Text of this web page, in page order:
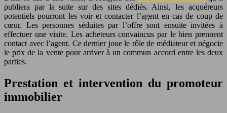
publiera par la suite sur des sites dédiés. Ainsi, les acquéreurs
potentiels pourront les voir et contacter l’agent en cas de coup de
cœur. Les personnes séduites par l’offre sont ensuite invitées à
effectuer une visite. Les acheteurs convaincus par le bien prennent
contact avec l’agent. Ce dernier joue le rôle de médiateur et négocie
le prix de la vente pour arriver à un commun accord entre les deux
parties.
Prestation et intervention du promoteur
immobilier